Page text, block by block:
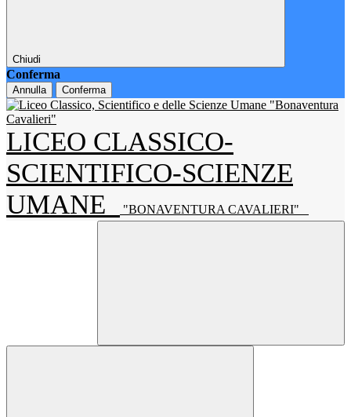
Chiudi
Conferma
Annulla Conferma
LICEO CLASSICO-
SCIENTIFICO-SCIENZE
UMANE
"BONAVENTURA CAVALIERI"